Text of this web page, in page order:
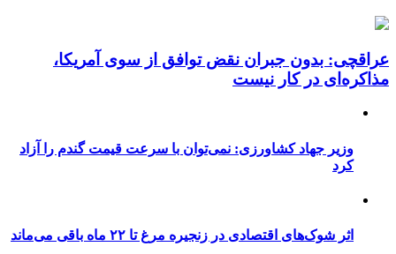
عراقچی: بدون جبران نقض توافق از سوی آمریکا،
مذاکره‌ای در کار نیست
وزیر جهاد کشاورزی: نمی‌توان با سرعت قیمت گندم را آزاد
کرد
اثر شوک‌های اقتصادی در زنجیره مرغ تا ۲۲ ماه باقی می‌ماند